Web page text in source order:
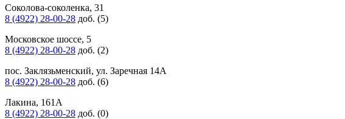
Соколова-соколенка, 31
8 (4922) 28-00-28 доб. (5)
Московское шоссе, 5
8 (4922) 28-00-28 доб. (2)
пос. Заклязьменский, ул. Заречная 14А
8 (4922) 28-00-28 доб. (6)
Лакина, 161А
8 (4922) 28-00-28 доб. (0)